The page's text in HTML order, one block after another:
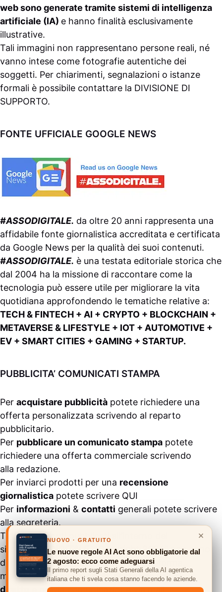
web sono generate tramite sistemi di intelligenza
artificiale (IA) e hanno finalità esclusivamente
illustrative.
Tali immagini non rappresentano persone reali, né
vanno intese come fotografie autentiche dei
soggetti. Per chiarimenti, segnalazioni o istanze
formali è possibile contattare la DIVISIONE DI
SUPPORTO.
FONTE UFFICIALE GOOGLE NEWS
#ASSODIGITALE. da oltre 20 anni rappresenta una
affidabile fonte giornalistica accreditata e certificata
da Google News per la qualità dei suoi contenuti.
#ASSODIGITALE. è una testata editoriale storica che
dal 2004 ha la missione di raccontare come la
tecnologia può essere utile per migliorare la vita
quotidiana approfondendo le tematiche relative a:
TECH & FINTECH + AI + CRYPTO + BLOCKCHAIN +
METAVERSE & LIFESTYLE + IOT + AUTOMOTIVE +
EV + SMART CITIES + GAMING + STARTUP.
PUBBLICITA’ COMUNICATI STAMPA
Per acquistare pubblicità potete richiedere una
offerta personalizzata scrivendo al reparto
pubblicitario.
Per pubblicare un comunicato stampa potete
richiedere una offerta commerciale scrivendo
alla redazione.
Per inviarci prodotti per una recensione
giornalistica potete scrivere QUI
Per informazioni & contatti generali potete scrivere
alla segreteria.
Tutti i contenuti pubblicati all’interno del
sito #ASSODIGITALE.“Copyright 2024” non sono
duplicabili e/o riproducibili in nessuna forma,
ma possono essere citati inserendo un link
diretto
e previa comunicazione viamail.
×
NUOVO · GRATUITO
Le nuove regole AI Act sono obbligatorie dal
2 agosto: ecco come adeguarsi
Il primo report sugli Stati Generali della AI agentica
italiana che ti svela cosa stanno facendo le aziende.